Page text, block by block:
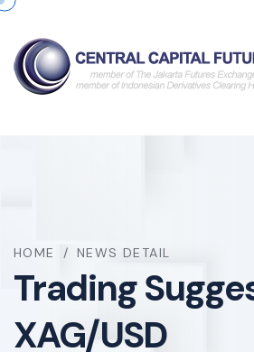
HOME / NEWS DETAIL
Trading
XAG/USD